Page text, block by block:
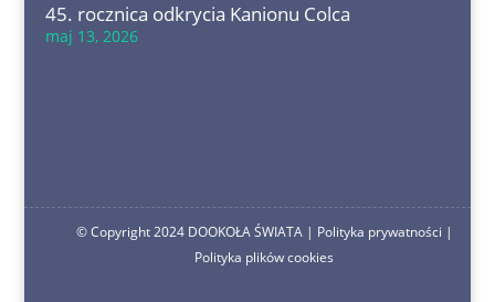
45. rocznica odkrycia Kanionu Colca
maj 13, 2026
© Copyright 2024 DOOKOŁA ŚWIATA | Polityka prywatności |
Polityka plików cookies